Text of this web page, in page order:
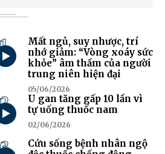
Mất ngủ, suy nhược, trí
nhớ giảm: “Vòng xoáy sức
khỏe” âm thầm của người
trung niên hiện đại
05/06/2026
U gan tăng gấp 10 lần vì
tự uống thuốc nam
02/06/2026
Cứu sống bệnh nhân ngộ